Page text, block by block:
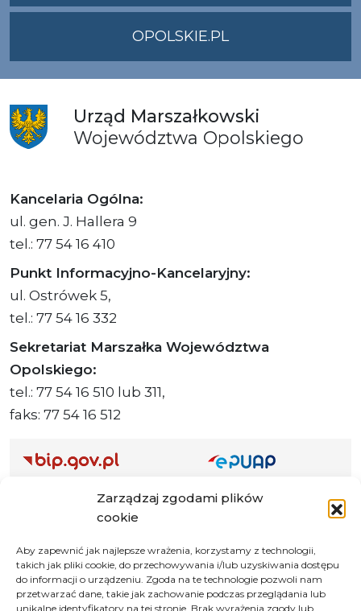
Zarządzaj zgodami plików
cookie
Aby zapewnić jak najlepsze wrażenia, korzystamy z technologii,
takich jak pliki cookie, do przechowywania i/lub uzyskiwania dostępu
do informacji o urządzeniu. Zgoda na te technologie pozwoli nam
przetwarzać dane, takie jak zachowanie podczas przeglądania lub
unikalne identyfikatory na tej stronie. Brak wyrażenia zgody lub
OPOLSKIE.PL
Urząd Marszałkowski
Województwa Opolskiego
Kancelaria Ogólna:
ul. gen. J. Hallera 9
tel.: 77 54 16 410
Punkt Informacyjno-Kancelaryjny:
ul. Ostrówek 5,
tel.: 77 54 16 332
Sekretariat Marszałka Województwa
Opolskiego:
tel.: 77 54 16 510 lub 311,
faks: 77 54 16 512
Adres ePUAP Urzędu: /q877fxtk55/SkrytkaESP
Adres do e-Doręczeń
Polityka prywatności